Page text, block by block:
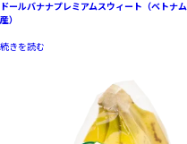
ドールバナナプレミアムスウィート（ベトナム
産）
続きを読む